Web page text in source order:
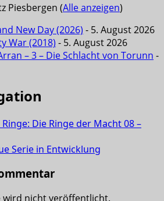
Piesbergen (Alle anzeigen)
New Day (2026) - 5. August 2026
War (2018) - 5. August 2026
– 3 – Die Schlacht von Torunn -
Die Ringe der Macht 08 –
Serie in Entwicklung
wird nicht veröffentlicht.